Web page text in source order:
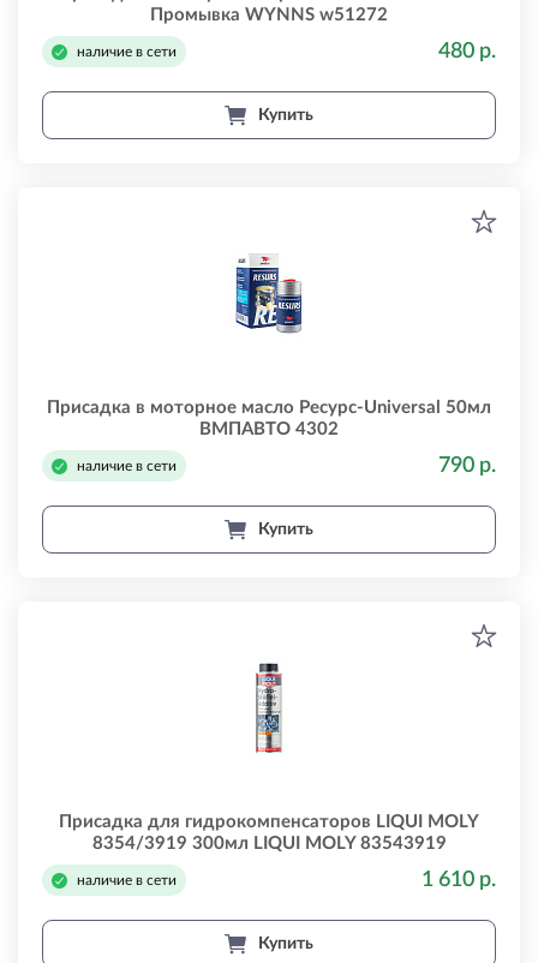
Промывка WYNNS w51272
наличие в сети 480 р.
Купить
Присадка в моторное масло Ресурс-Universal 50мл
ВМПАВТО 4302
наличие в сети 790 р.
Купить
Присадка для гидрокомпенсаторов LIQUI MOLY
8354/3919 300мл LIQUI MOLY 83543919
наличие в сети 1 610 р.
Купить